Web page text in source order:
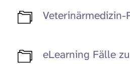
eLearning Fälle